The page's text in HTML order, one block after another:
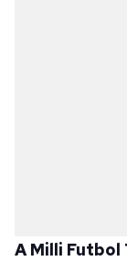
A Milli Futbol